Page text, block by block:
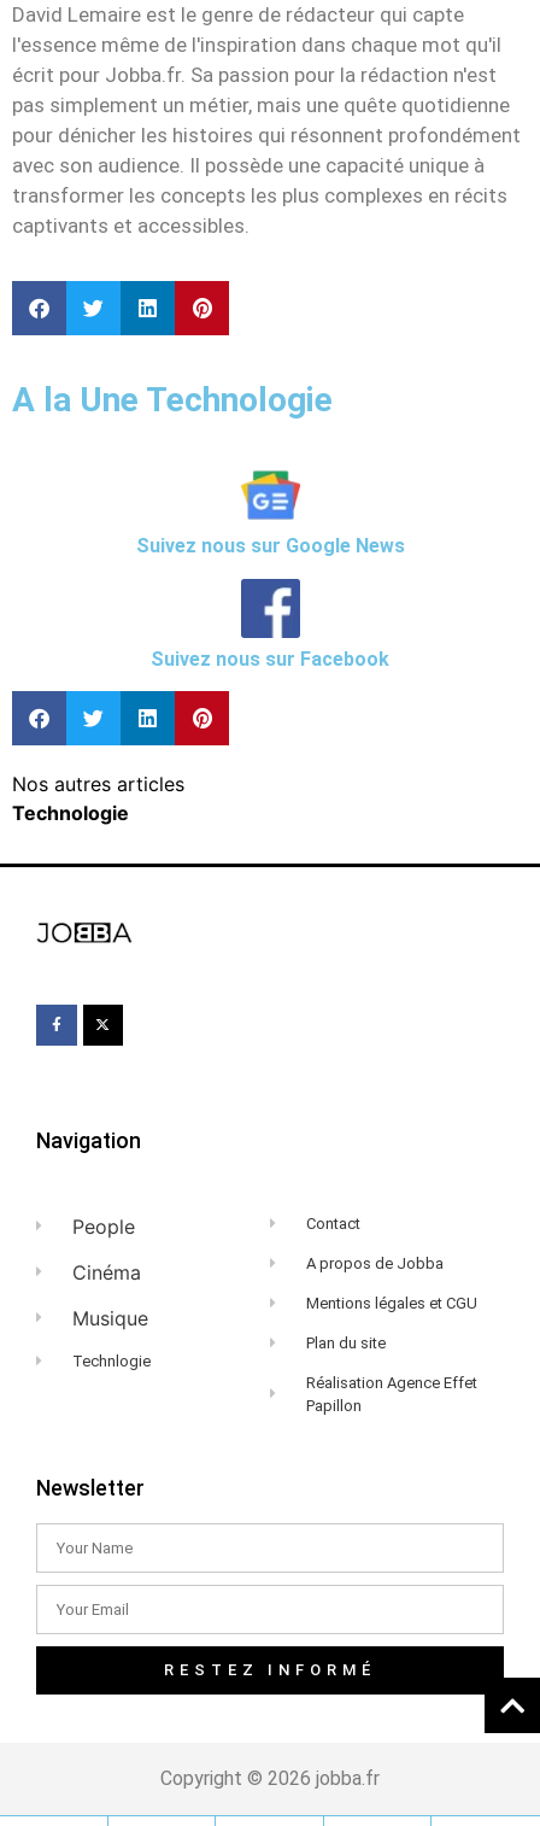
David Lemaire est le genre de rédacteur qui capte
l'essence même de l'inspiration dans chaque mot qu'il
écrit pour Jobba.fr. Sa passion pour la rédaction n'est
pas simplement un métier, mais une quête quotidienne
pour dénicher les histoires qui résonnent profondément
avec son audience. Il possède une capacité unique à
transformer les concepts les plus complexes en récits
captivants et accessibles.
A la Une Technologie
Suivez nous sur Google News
Suivez nous sur Facebook
Nos autres articles
Technologie
Navigation
People
Cinéma
Musique
Technlogie
Contact
A propos de Jobba
Mentions légales et CGU
Plan du site
Réalisation Agence Effet
Papillon
Newsletter
RESTEZ INFORMÉ
Copyright © 2026 jobba.fr